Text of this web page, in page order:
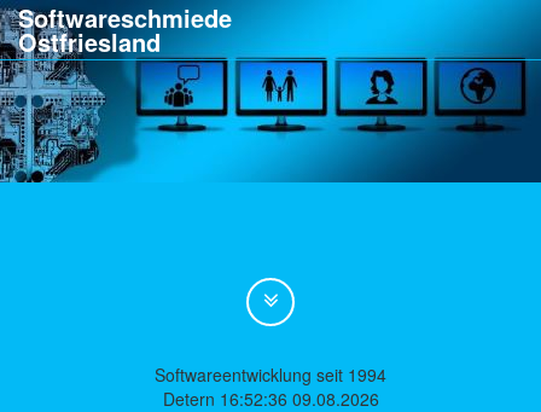
Softwareschmiede
Ostfriesland
Softwareentwicklung seit 1994
Detern 16:52:36 09.08.2026